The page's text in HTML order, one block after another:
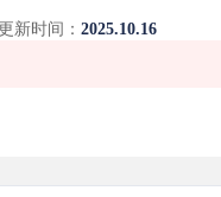
更新时间： 2025.10.16